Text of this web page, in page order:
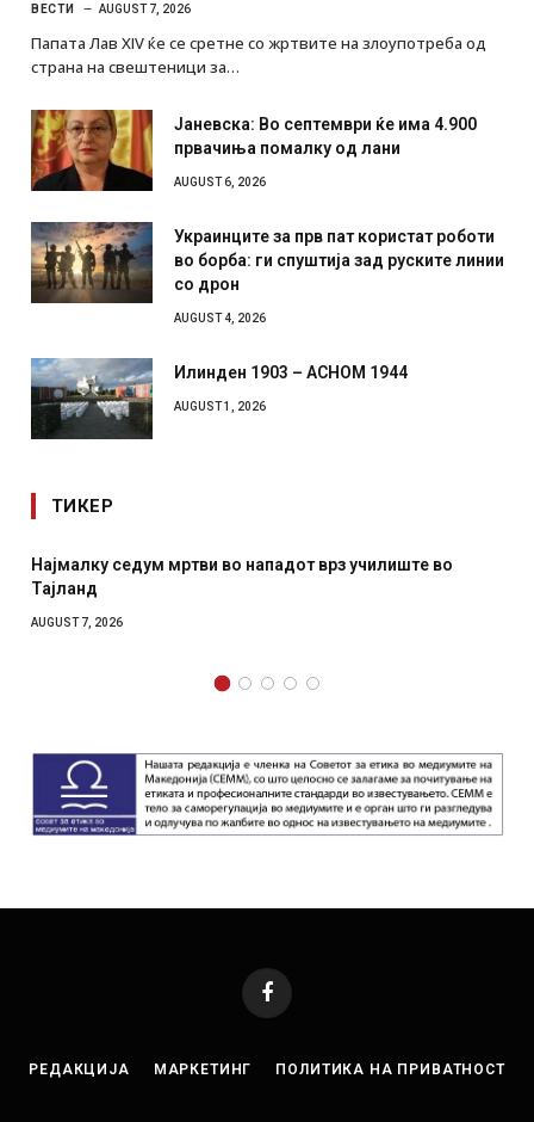
ВЕСТИ AUGUST 7, 2026
Папата Лав XIV ќе се сретне со жртвите на злоупотреба од
страна на свештеници за…
Јаневска: Во септември ќе има 4.900
првачиња помалку од лани
AUGUST 6, 2026
Украинците за прв пат користат роботи
во борба: ги спуштија зад руските линии
со дрон
AUGUST 4, 2026
Илинден 1903 – АСНОМ 1944
AUGUST 1, 2026
ТИКЕР
мртви во нападот врз училиште во
СОЗИС:
Facebook
РЕДАКЦИЈА МАРКЕТИНГ ПОЛИТИКА НА ПРИВАТНОСТ